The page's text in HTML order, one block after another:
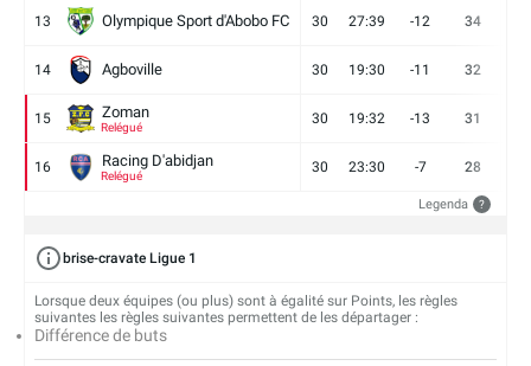
13 Olympique Sport d'Abobo FC 30 27:39 -12 34
14 Agboville 30 19:30 -11 32
15 Zoman
Relégué
30 19:32 -13 31
16 Racing D'abidjan
Relégué
30 23:30 -7 28
Legenda ?
brise-cravate Ligue 1
Lorsque deux équipes (ou plus) sont à égalité sur Points, les règles
suivantes les règles suivantes permettent de les départager :
Différence de buts